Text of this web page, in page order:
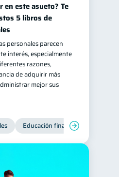
en este asueto? Te
5 libros de
personales parecen
interés, especialmente
razones,
de adquirir más
mejor sus
Educación financiera